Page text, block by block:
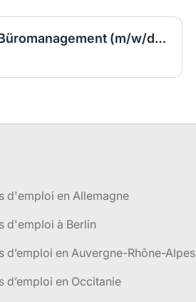
Kauffrau/Kaufmann für Büromanagement (m/w/d) VZ
d'emploi en Allemagne
d'emploi à Berlin
d’emploi en Auvergne-Rhône-Alpes
d’emploi en Occitanie